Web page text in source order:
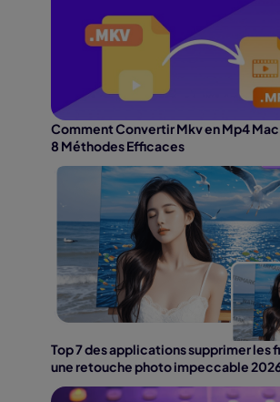
Comment Convertir Mkv en Mp4
8 Méthodes Efficaces
Top 7 des applications supprimer les
une retouche photo impeccable